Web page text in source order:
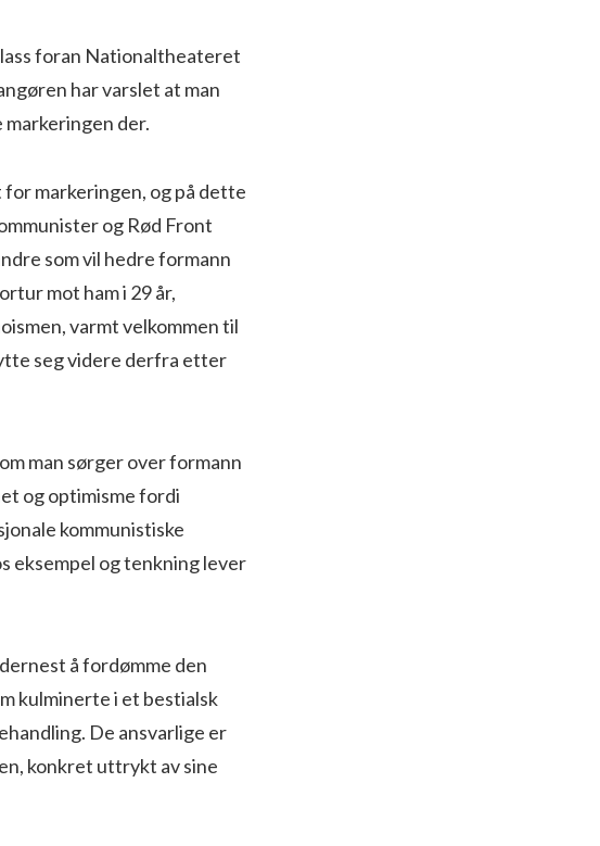
foran Nationaltheateret
har varslet at man
der.
markeringen, og på dette
og Rød Front
som vil hedre formann
mot ham i 29 år,
varmt velkommen til
seg videre derfra etter
man sørger over formann
og optimisme fordi
kommunistiske
eksempel og tenkning lever
å fordømme den
kulminerte i et bestialsk
De ansvarlige er
konkret uttrykt av sine